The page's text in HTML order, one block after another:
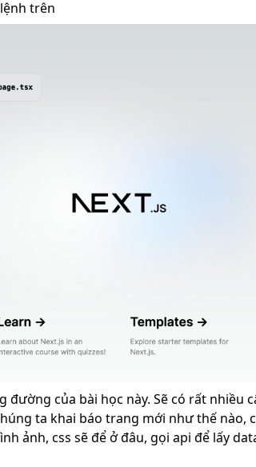
trên
đường của bài học này. Sẽ có rất nhiều
ta khai báo trang mới như thế nào,
ảnh, css sẽ để ở đâu, gọi api để lấy